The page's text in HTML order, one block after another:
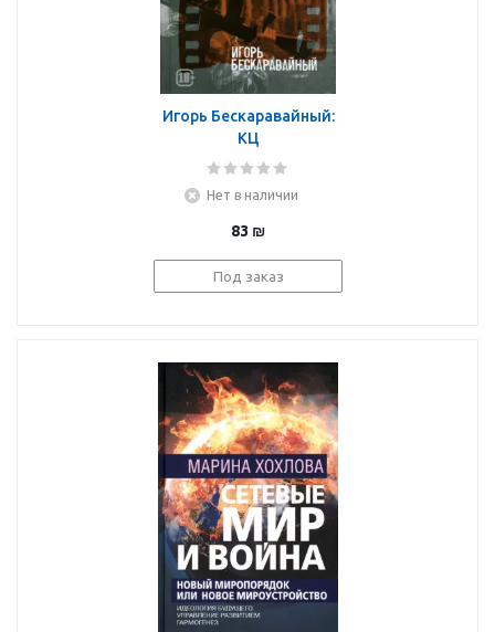
Игорь Бескаравайный:
КЦ
Нет в наличии
83 ₪
Под заказ